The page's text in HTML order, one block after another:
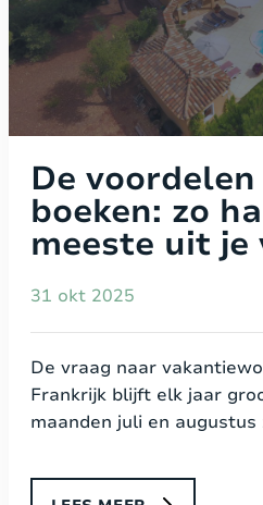
De
boeken: zo
meeste uit je
31 okt 2025
De vraag naar
Frankrijk blijft elk jaar
maanden juli en augustus